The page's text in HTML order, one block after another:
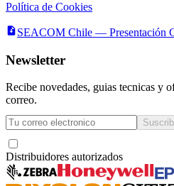
Política de Cookies
SEACOM Chile — Presentación
Newsletter
Recibe novedades, guias tecnicas y
correo.
Distribuidores autorizados